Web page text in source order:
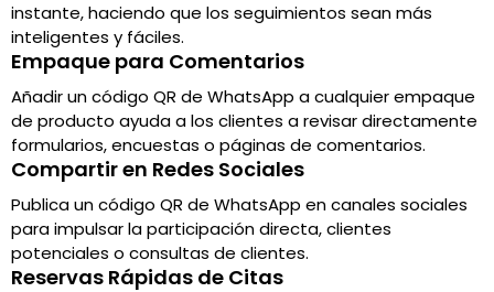
instante, haciendo que los seguimientos sean más
inteligentes y fáciles.
Empaque para Comentarios
Añadir un código QR de WhatsApp a cualquier empaque
de producto ayuda a los clientes a revisar directamente
formularios, encuestas o páginas de comentarios.
Compartir en Redes Sociales
Publica un código QR de WhatsApp en canales sociales
para impulsar la participación directa, clientes
potenciales o consultas de clientes.
Reservas Rápidas de Citas